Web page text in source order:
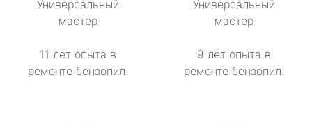
Универсальный
мастер
11 лет опыта в
ремонте бензопил.
Универсальный
мастер
9 лет опыта в
ремонте бензопил.